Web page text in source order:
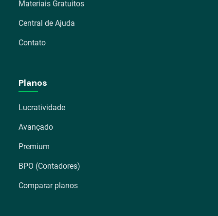
Materiais Gratuitos
Central de Ajuda
Contato
Planos
Lucratividade
Avançado
Premium
BPO (Contadores)
Comparar planos